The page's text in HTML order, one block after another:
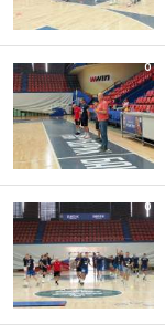
0
0